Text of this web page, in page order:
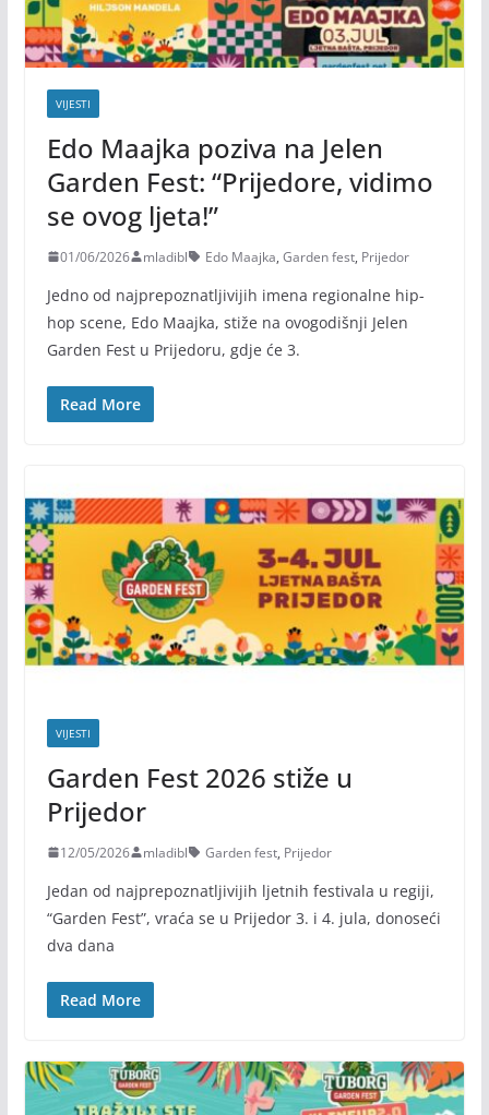
VIJESTI
Edo Maajka poziva na Jelen
Garden Fest: “Prijedore, vidimo
se ovog ljeta!”
01/06/2026 mladibl Edo Maajka, Garden fest, Prijedor
Jedno od najprepoznatljivijih imena regionalne hip-
hop scene, Edo Maajka, stiže na ovogodišnji Jelen
Garden Fest u Prijedoru, gdje će 3.
Read More
VIJESTI
Garden Fest 2026 stiže u
Prijedor
12/05/2026 mladibl Garden fest, Prijedor
Jedan od najprepoznatljivijih ljetnih festivala u regiji,
“Garden Fest”, vraća se u Prijedor 3. i 4. jula, donoseći
dva dana
Read More